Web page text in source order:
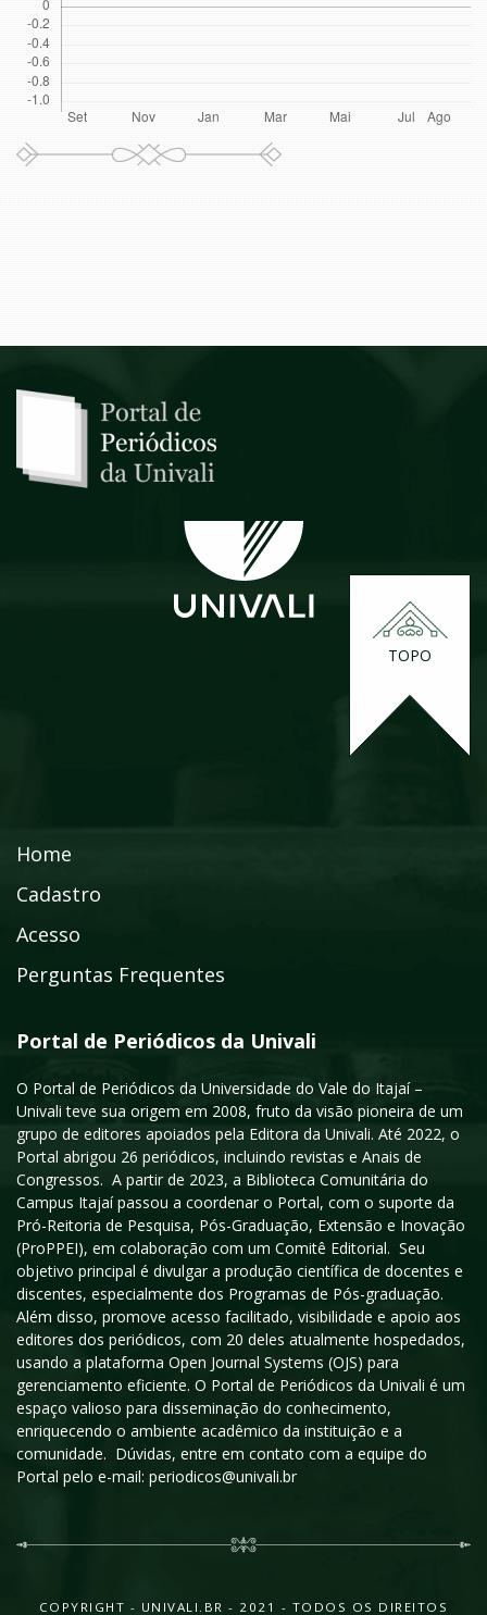
TOPO
Home
Cadastro
Acesso
Perguntas Frequentes
Portal de Periódicos da Univali
O Portal de Periódicos da Universidade do Vale do Itajaí –
Univali teve sua origem em 2008, fruto da visão pioneira de um
grupo de editores apoiados pela Editora da Univali. Até 2022, o
Portal abrigou 26 periódicos, incluindo revistas e Anais de
Congressos. A partir de 2023, a Biblioteca Comunitária do
Campus Itajaí passou a coordenar o Portal, com o suporte da
Pró-Reitoria de Pesquisa, Pós-Graduação, Extensão e Inovação
(ProPPEI), em colaboração com um Comitê Editorial. Seu
objetivo principal é divulgar a produção científica de docentes e
discentes, especialmente dos Programas de Pós-graduação.
Além disso, promove acesso facilitado, visibilidade e apoio aos
editores dos periódicos, com 20 deles atualmente hospedados,
usando a plataforma Open Journal Systems (OJS) para
gerenciamento eficiente. O Portal de Periódicos da Univali é um
espaço valioso para disseminação do conhecimento,
enriquecendo o ambiente acadêmico da instituição e a
comunidade. Dúvidas, entre em contato com a equipe do
Portal pelo e-mail: periodicos@univali.br
COPYRIGHT - UNIVALI.BR - 2021 - TODOS OS DIREITOS